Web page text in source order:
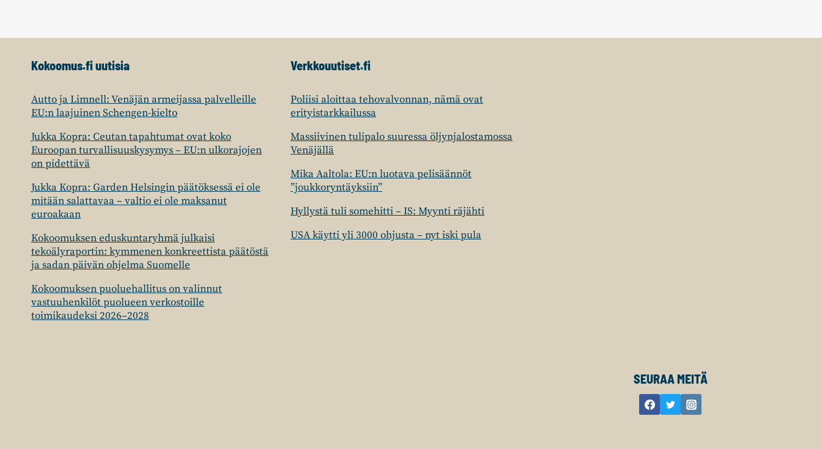
Kokoomus.fi uutisia
Autto ja Limnell: Venäjän armeijassa palvelleille
EU:n laajuinen Schengen-kielto
Jukka Kopra: Ceutan tapahtumat ovat koko
Euroopan turvallisuuskysymys – EU:n ulkorajojen
on pidettävä
Jukka Kopra: Garden Helsingin päätöksessä ei ole
mitään salattavaa – valtio ei ole maksanut
euroakaan
Kokoomuksen eduskuntaryhmä julkaisi
tekoälyraportin: kymmenen konkreettista päätöstä
ja sadan päivän ohjelma Suomelle
Kokoomuksen puoluehallitus on valinnut
vastuuhenkilöt puolueen verkostoille
toimikaudeksi 2026–2028
Verkkouutiset.fi
Poliisi aloittaa tehovalvonnan, nämä ovat
erityistarkkailussa
Massiivinen tulipalo suuressa öljynjalostamossa
Venäjällä
Mika Aaltola: EU:n luotava pelisäännöt
”joukkoryntäyksiin”
Hyllystä tuli somehitti – IS: Myynti räjähti
USA käytti yli 3000 ohjusta – nyt iski pula
SEURAA MEITÄ